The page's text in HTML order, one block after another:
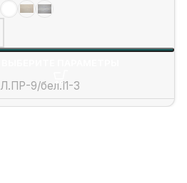
Л.ПР-9/бел.11-3